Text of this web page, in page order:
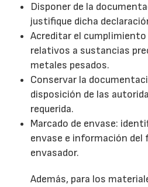
Disponer de la
justifique dicha
Acreditar el
relativos a sustancias
metales pesados.
Conservar la
disposición de las
requerida.
Marcado de envase:
envase e información del
envasador.
Además, para los